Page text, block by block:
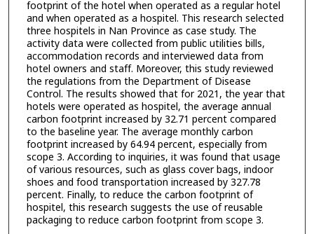
footprint of the hotel when operated as a regular hotel
and when operated as a hospitel. This research selected
three hospitels in Nan Province as case study. The
activity data were collected from public utilities bills,
accommodation records and interviewed data from
hotel owners and staff. Moreover, this study reviewed
the regulations from the Department of Disease
Control. The results showed that for 2021, the year that
hotels were operated as hospitel, the average annual
carbon footprint increased by 32.71 percent compared
to the baseline year. The average monthly carbon
footprint increased by 64.94 percent, especially from
scope 3. According to inquiries, it was found that usage
of various resources, such as glass cover bags, indoor
shoes and food transportation increased by 327.78
percent. Finally, to reduce the carbon footprint of
hospitel, this research suggests the use of reusable
packaging to reduce carbon footprint from scope 3.